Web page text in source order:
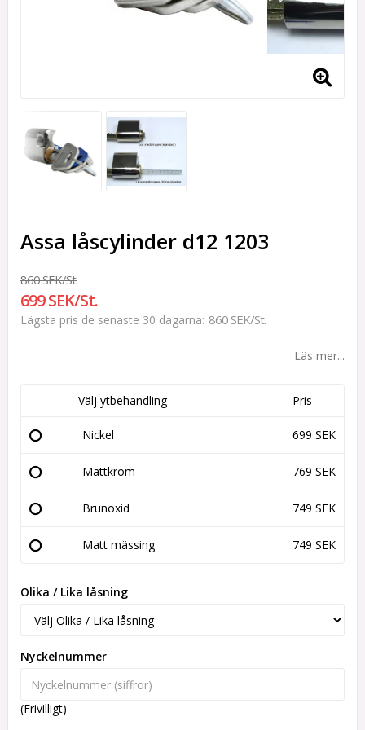
Assa låscylinder d12 1203
860 SEK/St.
699 SEK/St.
Lägsta pris de senaste 30 dagarna 860 SEK/St.
Läs mer...
Välj ytbehandling Pris
Nickel 699 SEK
Mattkrom 769 SEK
Brunoxid 749 SEK
Matt mässing 749 SEK
Olika / Lika låsning
Nyckelnummer
(Frivilligt)